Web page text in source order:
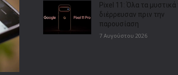
Pixel 11: Όλα τα μυστικά
διέρρευσαν πριν την
παρουσίαση
7 Αυγούστου 2026